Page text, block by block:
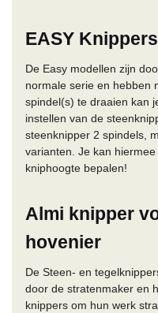
EASY
De Easy modellen zijn
normale serie en hebben
spindel(s) te draaien kan
instellen van de
steenknipper 2 spindels,
varianten. Je kan
kniphoogte bepalen!
Almi knipper
hovenier
De Steen- en
door de stratenmaker en
knippers om hun werk